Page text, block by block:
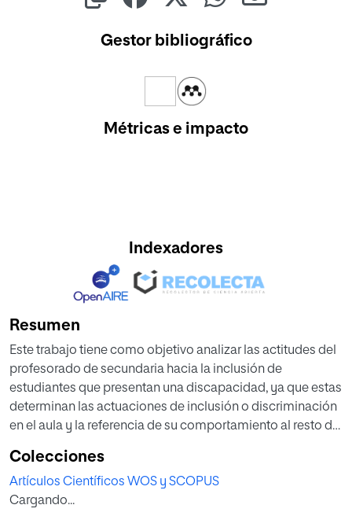
Gestor bibliográfico
Métricas e impacto
Indexadores
Resumen
Este trabajo tiene como objetivo analizar las actitudes del
profesorado de secundaria hacia la inclusión de
estudiantes que presentan una discapacidad, ya que estas
determinan las actuaciones de inclusión o discriminación
en el aula y la referencia de su comportamiento al resto de
secundaria (74,7% mujeres) de centros principalmente
urbanos (78,8%). Este cuestionario cuenta con 22 ítems
distribuidos en 5 dimensiones: responsabilidad,
Colecciones
Artículos Científicos WOS y SCOPUS
Cargando...